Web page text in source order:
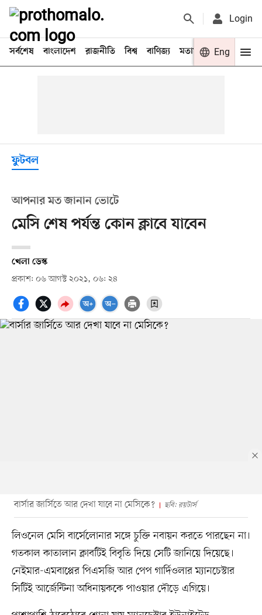
Login
সর্বশেষ বাংলাদেশ রাজনীতি বিশ্ব বাণিজ্য মতামত খেলা
Eng
ফুটবল
আপনার মত জানান ভোটে
মেসি শেষ পর্যন্ত কোন ক্লাবে যাবেন
খেলা ডেস্ক
প্রকাশ: ০৬ আগস্ট ২০২১, ০৬: ২৪
বার্সার জার্সিতে আর দেখা যাবে না মেসিকে? ছবি: রয়টার্স
লিওনেল মেসি বার্সেলোনার সঙ্গে চুক্তি নবায়ন করতে পারছেন না।
গতকাল কাতালান ক্লাবটিই বিবৃতি দিয়ে সেটি জানিয়ে দিয়েছে।
নেইমার-এমবাপ্পের পিএসজি আর পেপ গার্দিওলার ম্যানচেস্টার
সিটিই আর্জেন্টিনা অধিনায়ককে পাওয়ার দৌড়ে এগিয়ে।